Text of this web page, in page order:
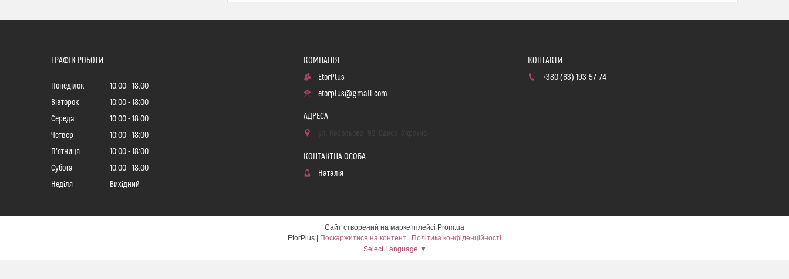
ГРАФІК РОБОТИ
Понеділок 10:00
18:00
Вівторок
10:00
18:00
Середа
10:00
18:00
Четвер
10:00
18:00
Пʼятниця
10:00
18:00
Субота
10:00
18:00
Неділя
Вихідний
EtorPlus
etorplus@gmail.com
Наталія
+380 (63) 193-57-74
Сайт створений на маркетплейсі Prom.ua
Поскаржитися на контент
Політика конфіденційності
Select Language ▼